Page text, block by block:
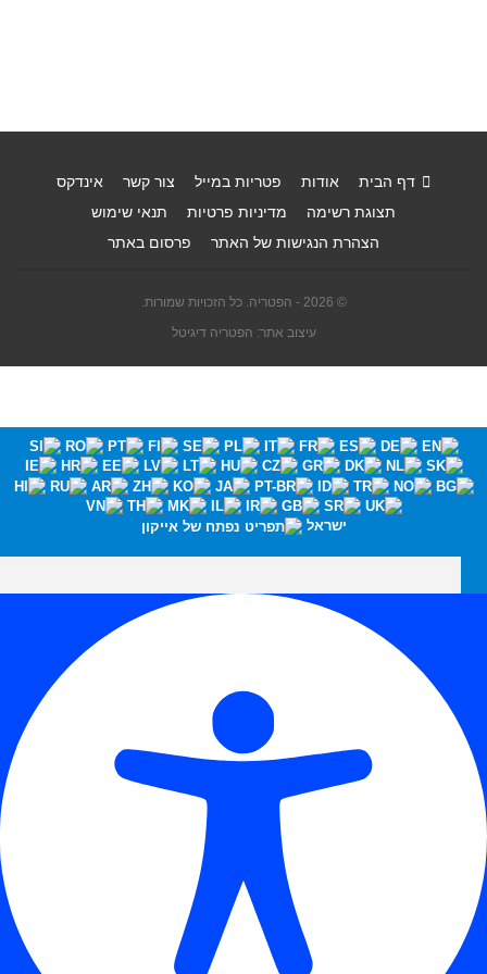
דף הבית אודות פטריות במייל צור קשר
אינדקס
תצוגת רשימה
מדיניות פרטיות
תנאי שימוש
הצהרת הנגישות של האתר
פרסום באתר
© 2026 - הפטריה. כל הזכויות שמורות.
עיצוב אתר: הפטריה דיגיטל
ישראל